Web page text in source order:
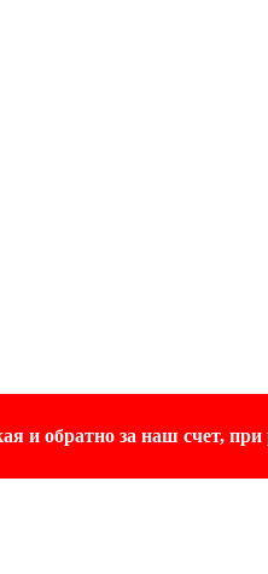
и обратно за наш счет, при